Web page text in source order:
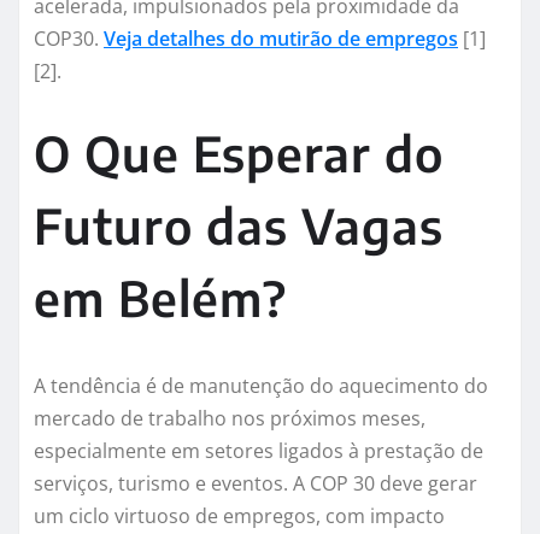
acelerada, impulsionados pela proximidade da
COP30. Veja detalhes do mutirão de empregos [1]
[2].
O Que Esperar do
Futuro das Vagas
em Belém?
A tendência é de manutenção do aquecimento do
mercado de trabalho nos próximos meses,
especialmente em setores ligados à prestação de
serviços, turismo e eventos. A COP 30 deve gerar
um ciclo virtuoso de empregos, com impacto